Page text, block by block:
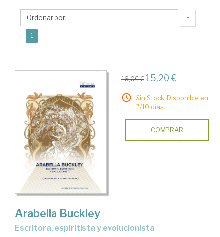
Juan
Ramón
↑
« 1
16,00 € 15,20 €
Sin Stock. Disponible en
7/10 días.
COMPRAR
Arabella Buckley
Escritora, espiritista y evolucionista